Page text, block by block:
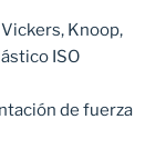
Knoop,
ISO
de fuerza